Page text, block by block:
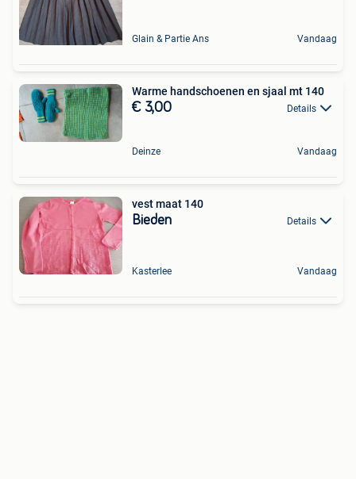
Glain & Partie Ans Vandaag
Warme handschoenen en sjaal mt 140
€ 3,00 Details
Deinze Vandaag
vest maat 140
Bieden Details
Kasterlee Vandaag